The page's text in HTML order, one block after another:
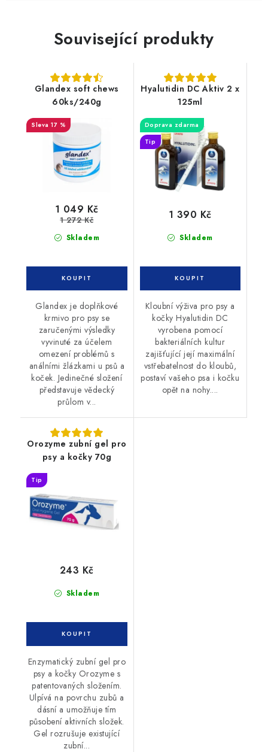
Související produkty
Glandex soft chews
60ks/240g
17 %
Skladem
1 049 Kč
1 272 Kč
Glandex je doplňkové
krmivo pro psy se
zaručenými výsledky
vyvinuté za účelem
omezení problémů s
análními žlázkami u psů a
koček. Jedinečné složení
představuje vědecký
průlom v...
Hyalutidin DC Aktiv 2 x
125ml
Doprava zdarma
Tip
Skladem
1 390 Kč
Kloubní výživa pro psy a
kočky Hyalutidin DC
vyrobena pomocí
bakteriálních kultur
zajišťující její maximální
vstřebatelnost do kloubů,
postaví vašeho psa i kočku
opět na nohy....
Orozyme zubní gel pro
psy a kočky 70g
Tip
Skladem
243 Kč
Enzymatický zubní gel pro
psy a kočky Orozyme s
patentovaných složením.
Ulpívá na povrchu zubů a
dásní a umožňuje tím
působení aktivních složek.
Gel rozrušuje existující
zubní...